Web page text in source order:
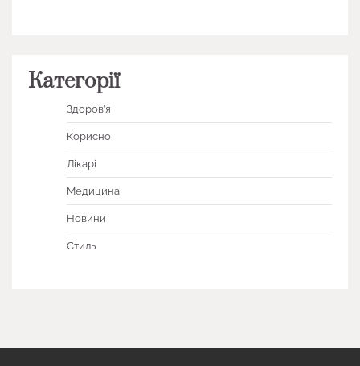
Категорії
Здоров’я
Корисно
Лікарі
Медицина
Новини
Стиль